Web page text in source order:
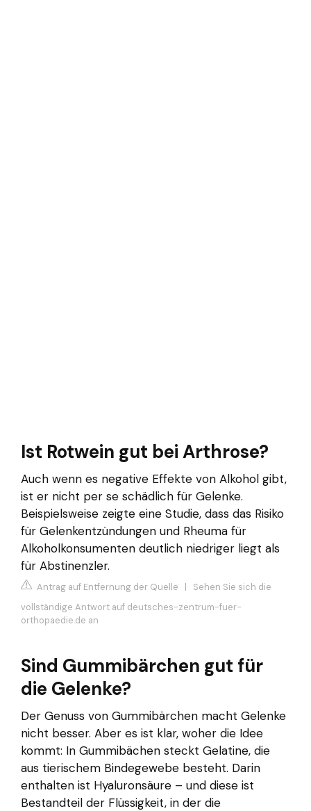
Ist Rotwein gut bei Arthrose?
Auch wenn es negative Effekte von Alkohol gibt,
ist er nicht per se schädlich für Gelenke.
Beispielsweise zeigte eine Studie, dass das Risiko
für Gelenkentzündungen und Rheuma für
Alkoholkonsumenten deutlich niedriger liegt als
für Abstinenzler.
Antrag auf Entfernung der Quelle | Sehen Sie sich die
vollständige Antwort auf deutsches-zentrum-fuer-
orthopaedie.de an
Sind Gummibärchen gut für
die Gelenke?
Der Genuss von Gummibärchen macht Gelenke
nicht besser. Aber es ist klar, woher die Idee
kommt: In Gummibächen steckt Gelatine, die
aus tierischem Bindegewebe besteht. Darin
enthalten ist Hyaluronsäure – und diese ist
Bestandteil der Flüssigkeit, in der die